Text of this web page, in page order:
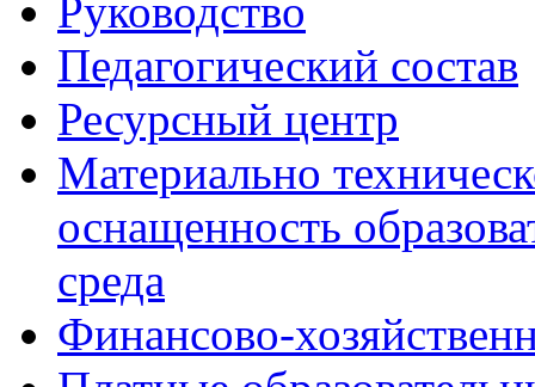
Руководство
Педагогический состав
Ресурсный центр
Материально
оснащенность
среда
Финансово-